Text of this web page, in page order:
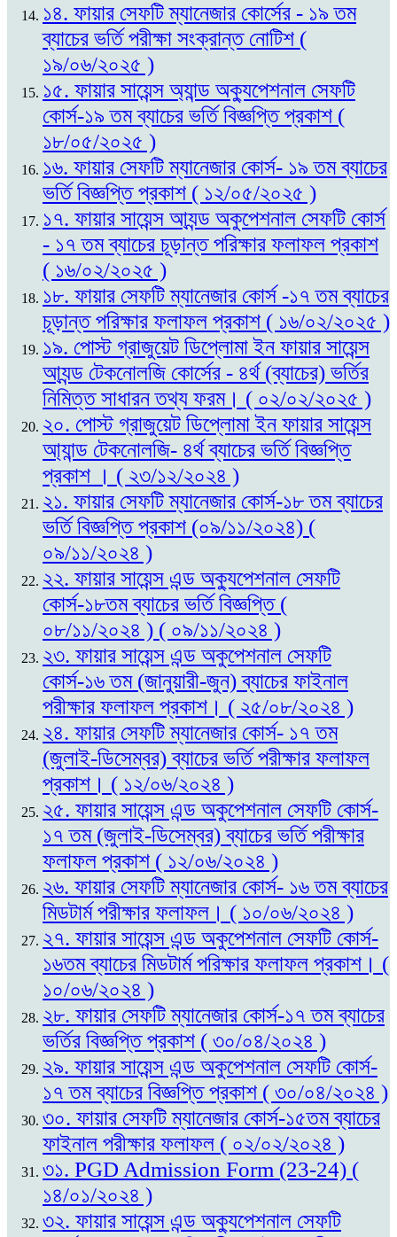
১৪. ফায়ার সেফটি ম্যানেজার কোর্সের - ১৯ তম
ব্যাচের ভর্তি পরীক্ষা সংক্রান্ত নোটিশ (
১৯/০৬/২০২৫ )
১৫. ফায়ার সায়েন্স অ্যান্ড অক্যুপেশনাল সেফটি
কোর্স-১৯ তম ব্যাচের ভর্তি বিজ্ঞপ্তি প্রকাশ (
১৮/০৫/২০২৫ )
১৬. ফায়ার সেফটি ম্যানেজার কোর্স- ১৯ তম ব্যাচের
ভর্তি বিজ্ঞপ্তি প্রকাশ ( ১২/০৫/২০২৫ )
১৭. ফায়ার সায়েন্স আ্যন্ড অকুপেশনাল সেফটি কোর্স
- ১৭ তম ব্যাচের চূড়ান্ত পরিক্ষার ফলাফল প্রকাশ
( ১৬/০২/২০২৫ )
১৮. ফায়ার সেফটি ম্যানেজার কোর্স -১৭ তম ব্যাচের
চূড়ান্ত পরিক্ষার ফলাফল প্রকাশ ( ১৬/০২/২০২৫ )
১৯. পোস্ট গ্রাজুয়েট ডিপ্লোমা ইন ফায়ার সায়েন্স
আ্যন্ড টেকনোলজি কোর্সের - ৪র্থ (ব্যাচের) ভর্তির
নিমিত্ত সাধারন তথ্য ফরম। ( ০২/০২/২০২৫ )
২০. পোস্ট গ্রাজুয়েট ডিপ্লোমা ইন ফায়ার সায়েন্স
আ্যান্ড টেকনোলজি- ৪র্থ ব্যাচের ভর্তি বিজ্ঞপ্তি
প্রকাশ । ( ২৩/১২/২০২৪ )
২১. ফায়ার সেফটি ম্যানেজার কোর্স-১৮ তম ব্যাচের
ভর্তি বিজ্ঞপ্তি প্রকাশ (০৯/১১/২০২৪) (
০৯/১১/২০২৪ )
২২. ফায়ার সায়েন্স এন্ড অক্যুপেশনাল সেফটি
কোর্স-১৮তম ব্যাচের ভর্তি বিজ্ঞপ্তি (
০৮/১১/২০২৪ ) ( ০৯/১১/২০২৪ )
২৩. ফায়ার সায়েন্স এন্ড অকুপেশনাল সেফটি
কোর্স-১৬ তম (জানুয়ারী-জুন) ব্যাচের ফাইনাল
পরীক্ষার ফলাফল প্রকাশ। ( ২৫/০৮/২০২৪ )
২৪. ফায়ার সেফটি ম্যানেজার কোর্স- ১৭ তম
(জুলাই-ডিসেম্বর) ব্যাচের ভর্তি পরীক্ষার ফলাফল
প্রকাশ। ( ১২/০৬/২০২৪ )
২৫. ফায়ার সায়েন্স এন্ড অকুপেশনাল সেফটি কোর্স-
১৭ তম (জুলাই-ডিসেম্বর) ব্যাচের ভর্তি পরীক্ষার
ফলাফল প্রকাশ ( ১২/০৬/২০২৪ )
২৬. ফায়ার সেফটি ম্যানেজার কোর্স- ১৬ তম ব্যাচের
মিডটার্ম পরীক্ষার ফলাফল। ( ১০/০৬/২০২৪ )
২৭. ফায়ার সায়েন্স এন্ড অকুপেশনাল সেফটি কোর্স-
১৬তম ব্যাচের মিডটার্ম পরিক্ষার ফলাফল প্রকাশ। (
১০/০৬/২০২৪ )
২৮. ফায়ার সেফটি ম্যানেজার কোর্স-১৭ তম ব্যাচের
ভর্তির বিজ্ঞপ্তি প্রকাশ ( ৩০/০৪/২০২৪ )
২৯. ফায়ার সায়েন্স এন্ড অকুপেশনাল সেফটি কোর্স-
১৭ তম ব্যাচের বিজ্ঞপ্তি প্রকাশ ( ৩০/০৪/২০২৪ )
৩০. ফায়ার সেফটি ম্যানেজার কোর্স-১৫তম ব্যাচের
ফাইনাল পরীক্ষার ফলাফল ( ০২/০২/২০২৪ )
৩১. PGD Admission Form (23-24) (
১৪/০১/২০২৪ )
৩২. ফায়ার সায়েন্স এন্ড অক্যুপেশনাল সেফটি